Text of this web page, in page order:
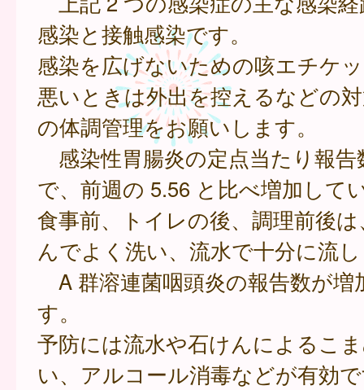
感染と接触感染です。
感染を広げないための咳エチケ
悪いときは外出を控えるなどの
の体調管理をお願いします。
感染性胃腸炎の定点当たり報告
で、前週の 5.56 と比べ増加して
食事前、トイレの後、調理前後
んでよく洗い、流水で十分に流
A 群溶連菌咽頭炎の報告数が増
す。
予防には流水や石けんによるこ
い、アルコール消毒などが有効